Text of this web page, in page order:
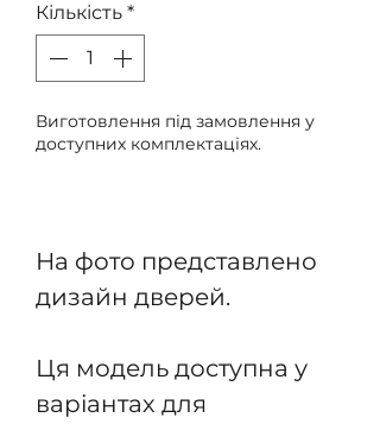
Кількість *
Виготовлення під замовлення у
доступних комплектаціях.
На фото представлено
дизайн дверей.
Ця модель доступна у
варіантах для